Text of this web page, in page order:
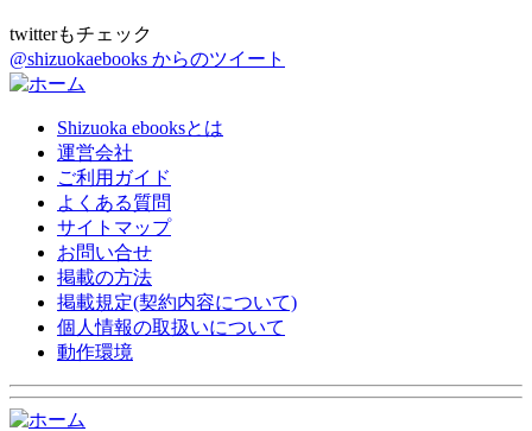
twitterもチェック
@shizuokaebooks からのツイート
Shizuoka ebooksとは
運営会社
ご利用ガイド
よくある質問
サイトマップ
お問い合せ
掲載の方法
掲載規定(契約内容について)
個人情報の取扱いについて
動作環境